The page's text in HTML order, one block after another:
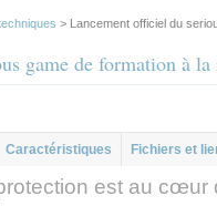
> Lancement officiel du
game de formation à
Caractéristiques Fichiers et
est au cœur